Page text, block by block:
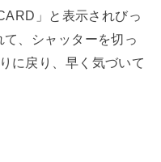
」と表示されびっ
、シャッターを切っ
に戻り、早く気づいて